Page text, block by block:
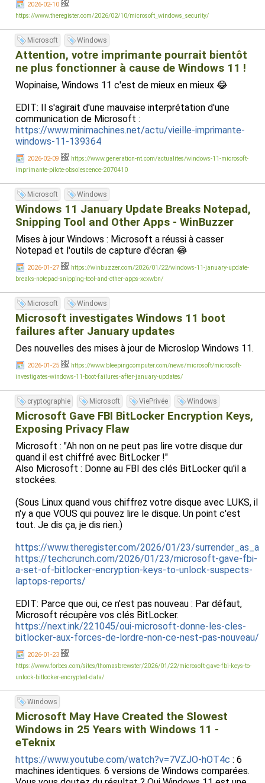
2026-02-10
https://www.theregister.com/2026/02/10/microsoft_windows_security/
Microsoft Windows
Attention, votre imprimante pourrait bientôt
ne plus fonctionner à cause de Windows 11 !
Wopinaise, Windows 11 c'est de mieux en mieux 😂
EDIT: Il s'agirait d'une mauvaise interprétation d'une
communication de Microsoft :
https://www.minimachines.net/actu/vieille-imprimante-
windows-11-139364
2026-02-09
https://www.generation-nt.com/actualites/windows-11-microsoft-
imprimante-pilote-obsolescence-2070410
Microsoft Windows
Windows 11 January Update Breaks Notepad,
Snipping Tool and Other Apps - WinBuzzer
Mises à jour Windows : Microsoft a réussi à casser
Notepad et l'outils de capture d'écran 😂
2026-01-27
https://winbuzzer.com/2026/01/22/windows-11-january-update-
breaks-notepad-snipping-tool-and-other-apps-xcxwbn/
Microsoft Windows
Microsoft investigates Windows 11 boot
failures after January updates
Des nouvelles des mises à jour de Microslop Windows 11.
2026-01-25
https://www.bleepingcomputer.com/news/microsoft/microsoft-
investigates-windows-11-boot-failures-after-january-updates/
cryptographie Microsoft ViePrivée Windows
Microsoft Gave FBI BitLocker Encryption Keys,
Exposing Privacy Flaw
Microsoft : "Ah non on ne peut pas lire votre disque dur
quand il est chiffré avec BitLocker !"
Also Microsoft : Donne au FBI des clés BitLocker qu'il a
stockées.
(Sous Linux quand vous chiffrez votre disque avec LUKS, il
n'y a que VOUS qui pouvez lire le disque. Un point c'est
tout. Je dis ça, je dis rien.)
https://www.theregister.com/2026/01/23/
https://techcrunch.com/2026/01/23/microsoft-gave-fbi-
a-set-of-bitlocker-encryption-keys-to-unlock-suspects-
laptops-reports/
EDIT: Parce que oui, ce n'est pas nouveau : Par défaut,
Microsoft récupère vos clés BitLocker.
https://next.ink/221045/oui-microsoft-donne-les-cles-
bitlocker-aux-forces-de-lordre-non-ce-nest-pas-nouveau/
2026-01-23
https://www.forbes.com/sites/thomasbrewster/2026/01/22/microsoft-gave-fbi-keys-to-
unlock-bitlocker-encrypted-data/
Windows
Microsoft May Have Created the Slowest
Windows in 25 Years with Windows 11 -
eTeknix
https://www.youtube.com/watch?v=7VZJO-hOT4c : 6
machines identiques. 6 versions de Windows comparées.